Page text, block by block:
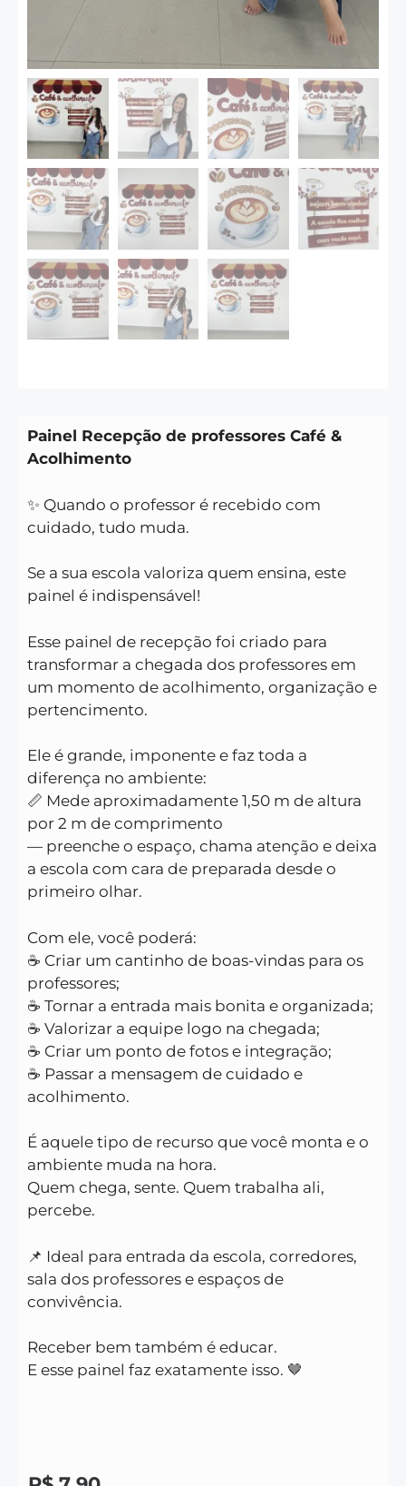
Painel Recepção de professores Café &
Acolhimento
✨ Quando o professor é recebido com
cuidado, tudo muda.
Se a sua escola valoriza quem ensina, este
painel é indispensável!
Esse painel de recepção foi criado para
transformar a chegada dos professores em
um momento de acolhimento, organização e
pertencimento.
Ele é grande, imponente e faz toda a
diferença no ambiente:
📏 Mede aproximadamente 1,50 m de altura
por 2 m de comprimento
— preenche o espaço, chama atenção e deixa
a escola com cara de preparada desde o
primeiro olhar.
Com ele, você poderá:
☕ Criar um cantinho de boas-vindas para os
professores;
☕ Tornar a entrada mais bonita e organizada;
☕ Valorizar a equipe logo na chegada;
☕ Criar um ponto de fotos e integração;
☕ Passar a mensagem de cuidado e
acolhimento.
É aquele tipo de recurso que você monta e o
ambiente muda na hora.
Quem chega, sente. Quem trabalha ali,
percebe.
📌 Ideal para entrada da escola, corredores,
sala dos professores e espaços de
convivência.
Receber bem também é educar.
E esse painel faz exatamente isso. 🤎